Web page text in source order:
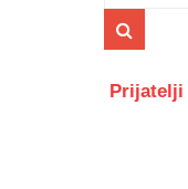
Prijatelji